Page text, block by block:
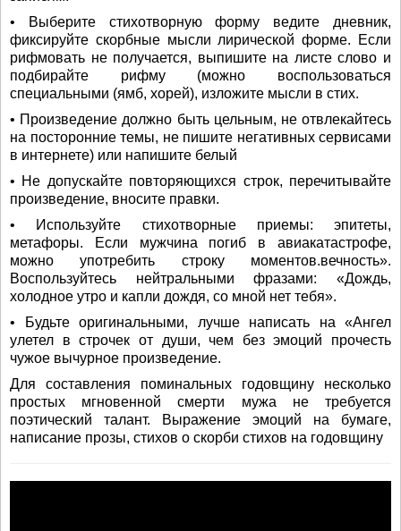
• Выберите стихотворную форму ведите дневник,
фиксируйте скорбные мысли лирической форме. Если
рифмовать не получается, выпишите на листе слово и
подбирайте рифму (можно воспользоваться
специальными (ямб, хорей), изложите мысли в стих.
• Произведение должно быть цельным, не отвлекайтесь
на посторонние темы, не пишите негативных сервисами
в интернете) или напишите белый
• Не допускайте повторяющихся строк, перечитывайте
произведение, вносите правки.
• Используйте стихотворные приемы: эпитеты,
метафоры. Если мужчина погиб в авиакатастрофе,
можно употребить строку моментов.вечность».
Воспользуйтесь нейтральными фразами: «Дождь,
холодное утро и капли дождя, со мной нет тебя».
• Будьте оригинальными, лучше написать на «Ангел
улетел в строчек от души, чем без эмоций прочесть
чужое вычурное произведение.
Для составления поминальных годовщину несколько
простых мгновенной смерти мужа не требуется
поэтический талант. Выражение эмоций на бумаге,
написание прозы, стихов о скорби стихов на годовщину